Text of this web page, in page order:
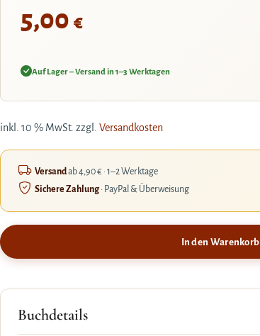
5,00 €
Auf Lager – Versand in 1–3 Werktagen
inkl. 10 % MwSt. zzgl. Versandkosten
Versandab 4,90 € · 1–2 Werktage
Sichere Zahlung· PayPal & Überweisung
In den Warenkorb
Buchdetails